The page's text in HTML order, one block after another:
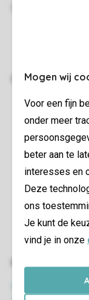
Mogen wij
Voor een fijn
onder meer
beter aan te
interesses en
Deze
ons
Je kunt de
vind je in onze